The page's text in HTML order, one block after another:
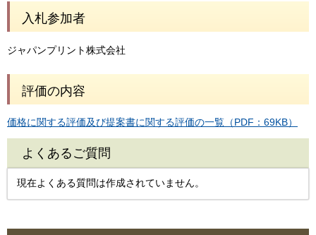
入札参加者
ジャパンプリント株式会社
評価の内容
価格に関する評価及び提案書に関する評価の一覧（PDF：69KB）
よくあるご質問
現在よくある質問は作成されていません。